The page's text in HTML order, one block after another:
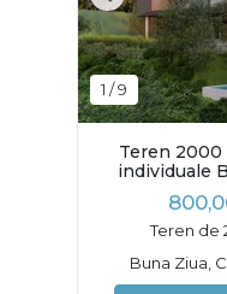
1 /9
Teren 2000
individuale
Teren de
Buna Ziua,